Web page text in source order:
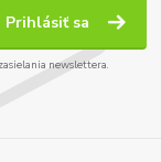
Prihlásiť sa
newslettera.